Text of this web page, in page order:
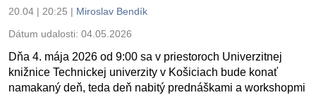
20.04 | 20:25 | Miroslav Bendík
Dátum udalosti: 04.05.2026
Dňa 4. mája 2026 od 9:00 sa v priestoroch Univerzitnej
knižnice Technickej univerzity v Košiciach bude konať
namakaný deň, teda deň nabitý prednáškami a workshopmi